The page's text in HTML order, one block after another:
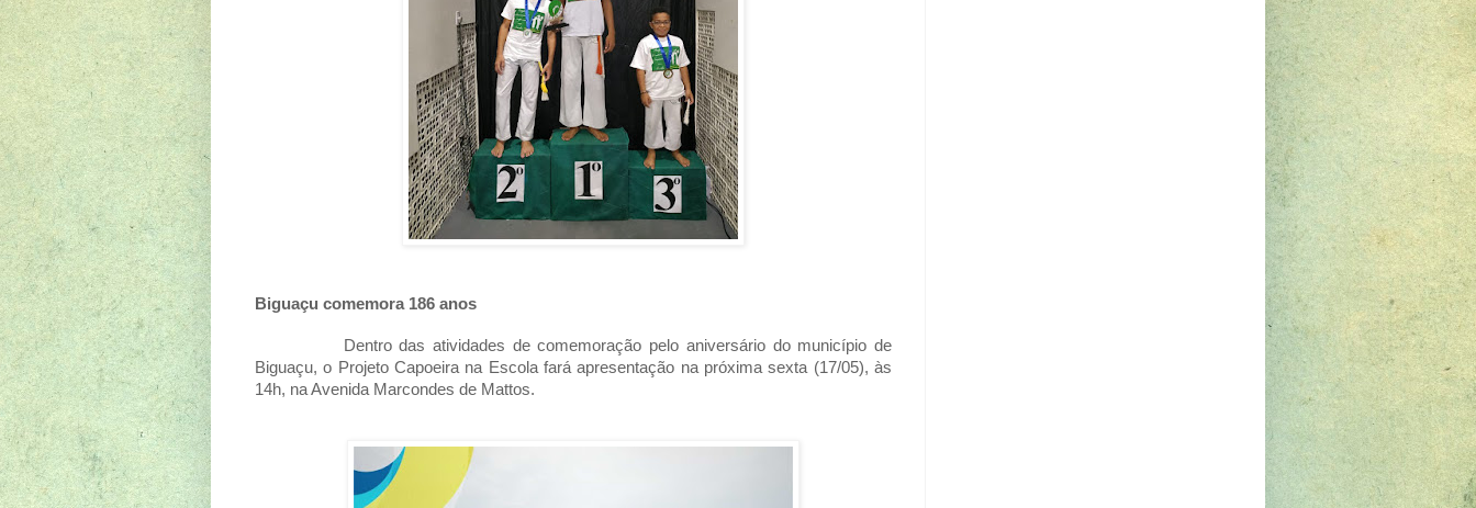
Biguaçu comemora 186 anos
Dentro das atividades de comemoração pelo aniversário do município de
Biguaçu, o Projeto Capoeira na Escola fará apresentação na próxima sexta (17/05), às
14h, na Avenida Marcondes de Mattos.